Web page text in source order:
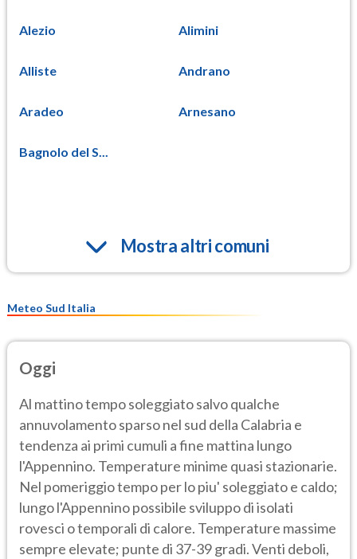
Alezio Alimini
Alliste Andrano
Aradeo Arnesano
Bagnolo del S...
Mostra altri comuni
Meteo Sud Italia
Oggi
Al mattino tempo soleggiato salvo qualche
annuvolamento sparso nel sud della Calabria e
tendenza ai primi cumuli a fine mattina lungo
l'Appennino. Temperature minime quasi stazionarie.
Nel pomeriggio tempo per lo piu' soleggiato e caldo;
lungo l'Appennino possibile sviluppo di isolati
rovesci o temporali di calore. Temperature massime
sempre elevate; punte di 37-39 gradi. Venti deboli,